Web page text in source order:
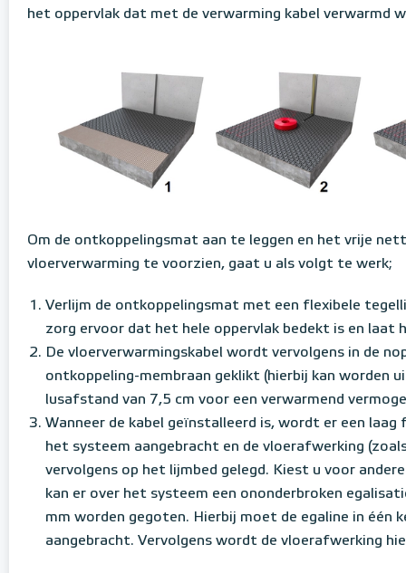
het oppervlak dat met de verwarming kabel verwarmd
Om de ontkoppelingsmat aan te leggen en het vrije
vloerverwarming te voorzien, gaat u als volgt te werk;
Verlijm de ontkoppelingsmat met een flexibele
zorg ervoor dat het hele oppervlak bedekt is en laat
De vloerverwarmingskabel wordt vervolgens in de
ontkoppeling-membraan geklikt (hierbij kan worden
lusafstand van 7,5 cm voor een verwarmend
Wanneer de kabel geïnstalleerd is, wordt er een
het systeem aangebracht en de vloerafwerking
vervolgens op het lijmbed gelegd. Kiest u voor
kan er over het systeem een ononderbroken
mm worden gegoten. Hierbij moet de egaline in één
aangebracht. Vervolgens wordt de vloerafwerking